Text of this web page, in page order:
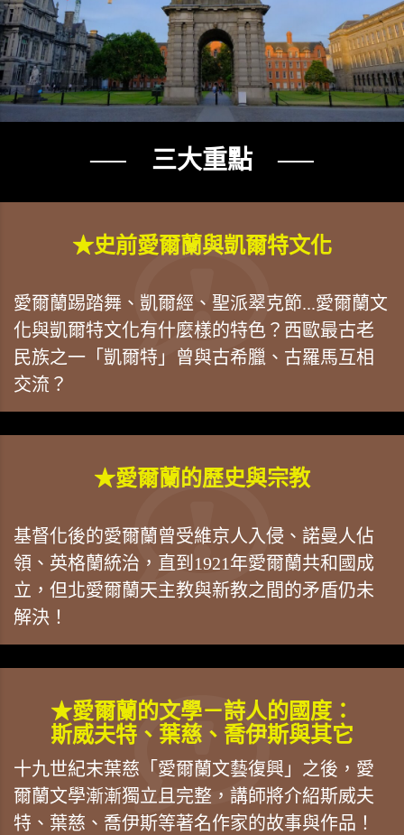
── 三大重點 ──
★史前愛爾蘭與凱爾特文化
愛爾蘭踢踏舞、凱爾經、聖派翠克節...愛爾蘭文
化與凱爾特文化有什麼樣的特色？西歐最古老
民族之一「凱爾特」曾與古希臘、古羅馬互相
交流？
★愛爾蘭的歷史與宗教
基督化後的愛爾蘭曾受維京人入侵、諾曼人佔
領、英格蘭統治，直到1921年愛爾蘭共和國成
立，但北愛爾蘭天主教與新教之間的矛盾仍未
解決！
★愛爾蘭的文學－詩人的國度：
斯威夫特、葉慈、喬伊斯與其它
十九世紀末葉慈「愛爾蘭文藝復興」之後，愛
爾蘭文學漸漸獨立且完整，講師將介紹斯威夫
特、葉慈、喬伊斯等著名作家的故事與作品！